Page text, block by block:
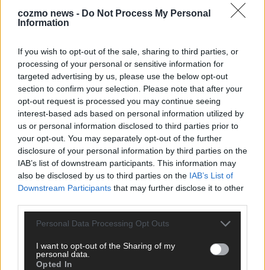
cozmo news - Do Not Process My Personal
Information
If you wish to opt-out of the sale, sharing to third parties, or
processing of your personal or sensitive information for
targeted advertising by us, please use the below opt-out
section to confirm your selection. Please note that after your
opt-out request is processed you may continue seeing
interest-based ads based on personal information utilized by
us or personal information disclosed to third parties prior to
your opt-out. You may separately opt-out of the further
disclosure of your personal information by third parties on the
IAB’s list of downstream participants. This information may
also be disclosed by us to third parties on the IAB’s List of
Downstream Participants that may further disclose it to other
Personal Data Processing Opt Outs
I want to opt-out of the Sharing of my
personal data.
Opted In
Dein Schnäppchen aus China ist keins mehr –
das kostet es jetzt wirklich
August 2026
STREAMS & STORYS